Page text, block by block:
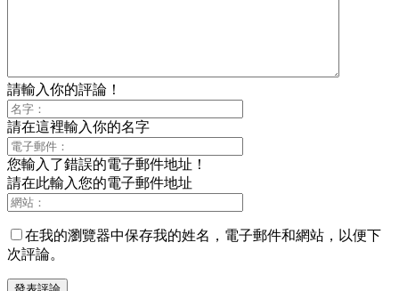
請輸入你的評論！
請在這裡輸入你的名字
您輸入了錯誤的電子郵件地址！
請在此輸入您的電子郵件地址
在我的瀏覽器中保存我的姓名，電子郵件和網站，以便下
次評論。